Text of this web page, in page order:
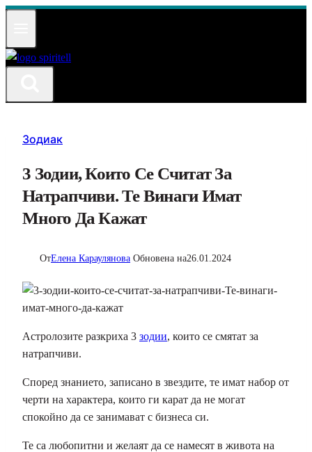
Към
Зодиак
3 Зодии, Които Се Считат За
Натрапчиви. Те Винаги Имат
Много Да Кажат
ОтЕлена Караулянова Обновена на26.01.2024
Астролозите разкриха 3 зодии, които се смятат за
натрапчиви.
Според знанието, записано в звездите, те имат набор от
черти на характера, които ги карат да не могат
спокойно да се занимават с бизнеса си.
Те са любопитни и желаят да се намесят в живота на